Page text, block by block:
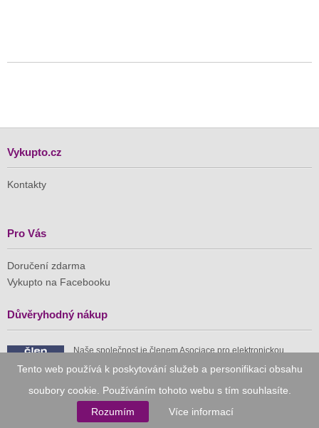
Tento web používá k poskytování služeb a personifikaci obsahu
soubory cookie. Používáním tohoto webu s tím souhlasíte.
Rozumím
Více informací
Vykupto.cz
Kontakty
Pro Vás
Doručení zdarma
Vykupto na Facebooku
Důvěryhodný nákup
Naše společnost je členem Asociace pro elektronickou